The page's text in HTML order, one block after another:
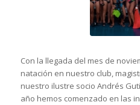
Con la llegada del mes de
natación en nuestro club,
nuestro ilustre socio Andrés
año hemos comenzado en las